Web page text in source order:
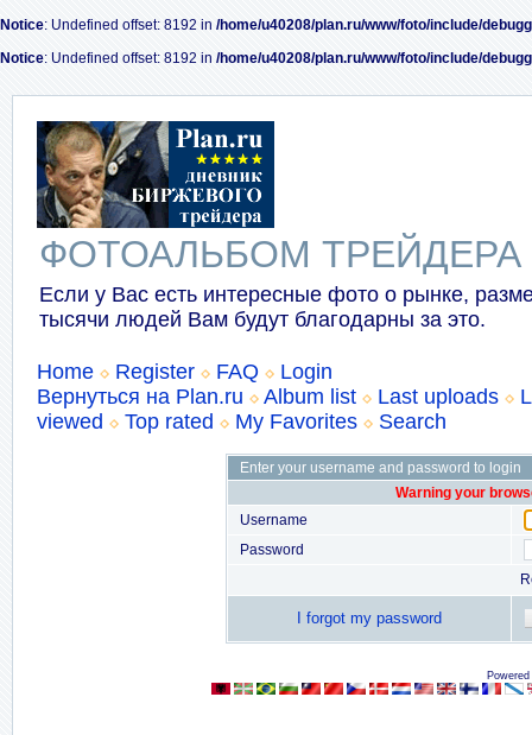
Notice: Undefined offset: 8192 in /home/u40208/plan.ru/www/foto/include/
Notice: Undefined offset: 8192 in /home/u40208/plan.ru/www/foto/include/
ФОТОАЛЬБОМ ТРЕЙДЕРА
Если у Вас есть интересные фото о рынке,
тысячи людей Вам будут благодарны за это.
Home Register FAQ
Login
Вернуться на Plan.ru
Album list Last uploads
viewed
Top rated My Favorites Search
Enter your username and password to login
Warning your
Username
Password
I forgot my password